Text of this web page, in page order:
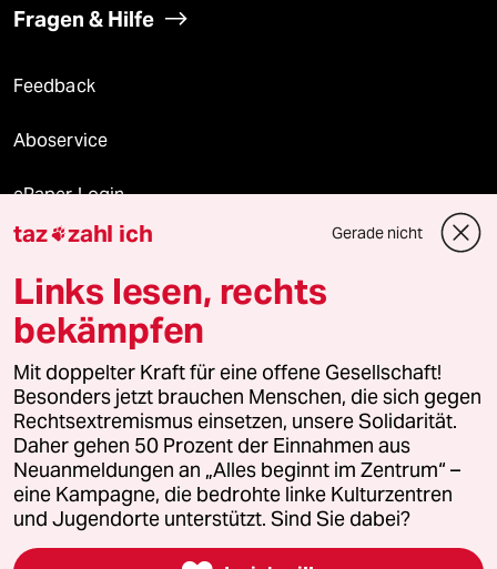
Fragen & Hilfe
Feedback
Aboservice
ePaper Login
Downloads für Abonnierende
© 2026 taz Verlags und Vertriebs GmbH
Alle Rechte vorbehalten. Bei rechtlichen Fragen oder für Genehmigungen
wenden Sie sich bitte an
lizenzen@taz.de
Feedback Redaktionsstatut Kommune-Richtlinien
Leitlinie Informant Datenschutz Impressum AGB
Seitenwende Einwilligungen widerrufen (Ads)
taz zahl ich Gerade nicht
Links lesen, rechts
bekämpfen
Mit doppelter Kraft für eine offene Gesellschaft!
Besonders jetzt brauchen Menschen, die sich gegen
Rechtsextremismus einsetzen, unsere Solidarität.
Daher gehen 50 Prozent der Einnahmen aus
Neuanmeldungen an „Alles beginnt im Zentrum“ –
eine Kampagne, die bedrohte linke Kulturzentren
und Jugendorte unterstützt. Sind Sie dabei?